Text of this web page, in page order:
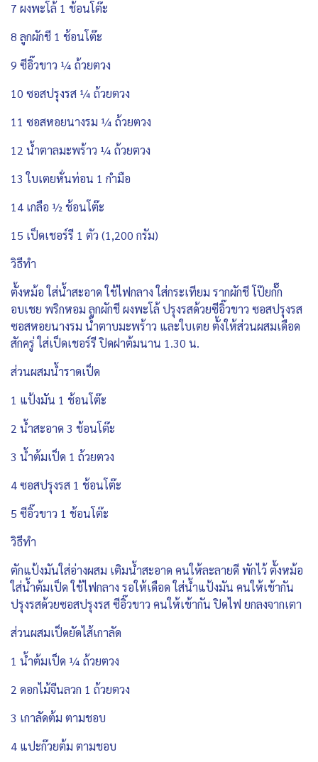
7 ผงพะโล้ 1 ช้อนโต๊ะ
8 ลูกผักชี 1 ช้อนโต๊ะ
9 ซีอิ๊วขาว ¼ ถ้วยตวง
10 ซอสปรุงรส ¼ ถ้วยตวง
11 ซอสหอยนางรม ¼ ถ้วยตวง
12 น้ำตาลมะพร้าว ¼ ถ้วยตวง
13 ใบเตยหั่นท่อน 1 กำมือ
14 เกลือ ½ ช้อนโต๊ะ
15 เป็ดเชอร์รี 1 ตัว (1,200 กรัม)
วิธีทำ
ตั้งหม้อ ใส่น้ำสะอาด ใช้ไฟกลาง ใส่กระเทียม รากผักชี โป๊ยกั๊ก
อบเชย พริกหอม ลูกผักชี ผงพะโล้ ปรุงรสด้วยซีอิ๊วขาว ซอสปรุงรส
ซอสหอยนางรม น้ำตาบมะพร้าว และใบเตย ตั้งให้ส่วนผสมเดือด
สักครู่ ใส่เป็ดเชอร์รี ปิดฝาต้มนาน 1.30 น.
ส่วนผสมน้ำราดเป็ด
1 แป้งมัน 1 ช้อนโต๊ะ
2 น้ำสะอาด 3 ช้อนโต๊ะ
3 น้ำต้มเป็ด 1 ถ้วยตวง
4 ซอสปรุงรส 1 ช้อนโต๊ะ
5 ซีอิ๊วขาว 1 ช้อนโต๊ะ
วิธีทำ
ตักแป้งมันใส่อ่างผสม เติมน้ำสะอาด คนให้ละลายดี พักไว้ ตั้งหม้อ
ใส่น้ำต้มเป็ด ใช้ไฟกลาง รอให้เดือด ใส่น้ำแป้งมัน คนให้เข้ากัน
ปรุงรสด้วยซอสปรุงรส ซีอิ๊วขาว คนให้เข้ากัน ปิดไฟ ยกลงจากเตา
ส่วนผสมเป็ดยัดไส้เกาลัด
1 น้ำต้มเป็ด ¼ ถ้วยตวง
2 ดอกไม้จีนลวก 1 ถ้วยตวง
3 เกาลัดต้ม ตามชอบ
4 แปะก๊วยต้ม ตามชอบ